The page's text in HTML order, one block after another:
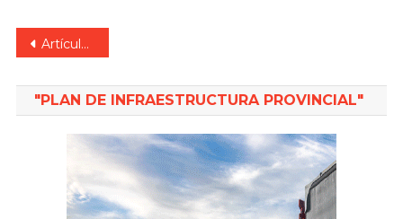
Navegación
de
entradas
Artículos antiguos
"PLAN DE INFRAESTRUCTURA PROVINCIAL"